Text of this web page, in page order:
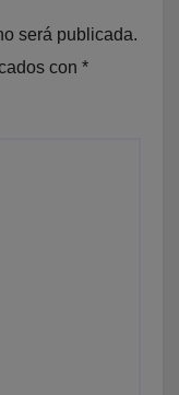
será publicada.
con *